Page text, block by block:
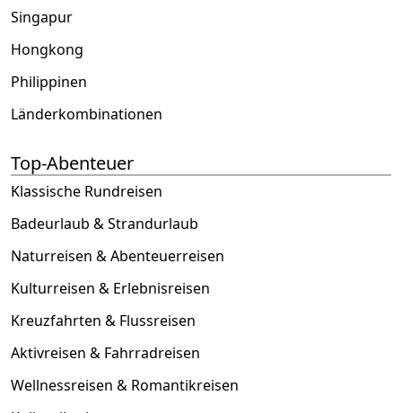
Singapur
Hongkong
Philippinen
Länderkombinationen
Top-Abenteuer
Klassische Rundreisen
Badeurlaub & Strandurlaub
Naturreisen & Abenteuerreisen
Kulturreisen & Erlebnisreisen
Kreuzfahrten & Flussreisen
Aktivreisen & Fahrradreisen
Wellnessreisen & Romantikreisen